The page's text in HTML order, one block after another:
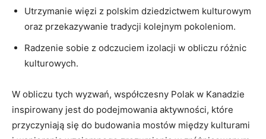
Utrzymanie więzi z polskim dziedzictwem kulturowym
oraz przekazywanie tradycji kolejnym pokoleniom.
Radzenie sobie z odczuciem izolacji w obliczu różnic
kulturowych.
W obliczu tych wyzwań, współczesny Polak w Kanadzie
inspirowany jest do podejmowania aktywności, które
przyczyniają się do budowania mostów między kulturami